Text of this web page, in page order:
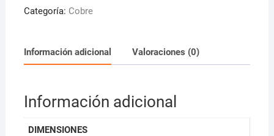
Categoría: Cobre
Información adicional Valoraciones (0)
Información adicional
DIMENSIONES